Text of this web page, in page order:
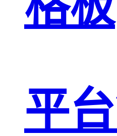
平